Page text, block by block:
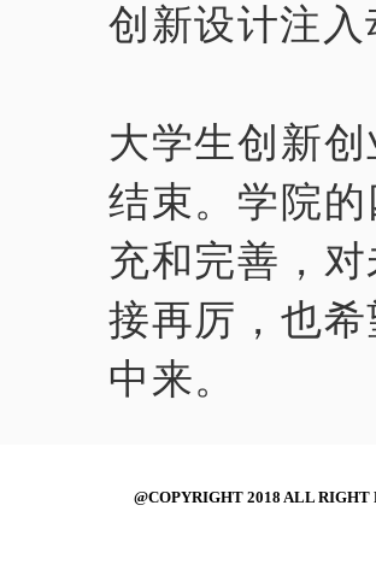
创新设计注
大学生创新
结束。学院
充和完善，
接再厉，也
中来。
@COPYRIGHT 2018 ALL RIGHT